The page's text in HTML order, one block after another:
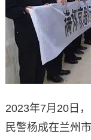
2023年7月20日
民警杨成在兰州